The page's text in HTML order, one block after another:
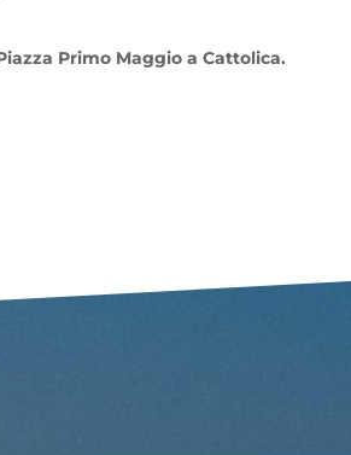
Primo Maggio a Cattolica.